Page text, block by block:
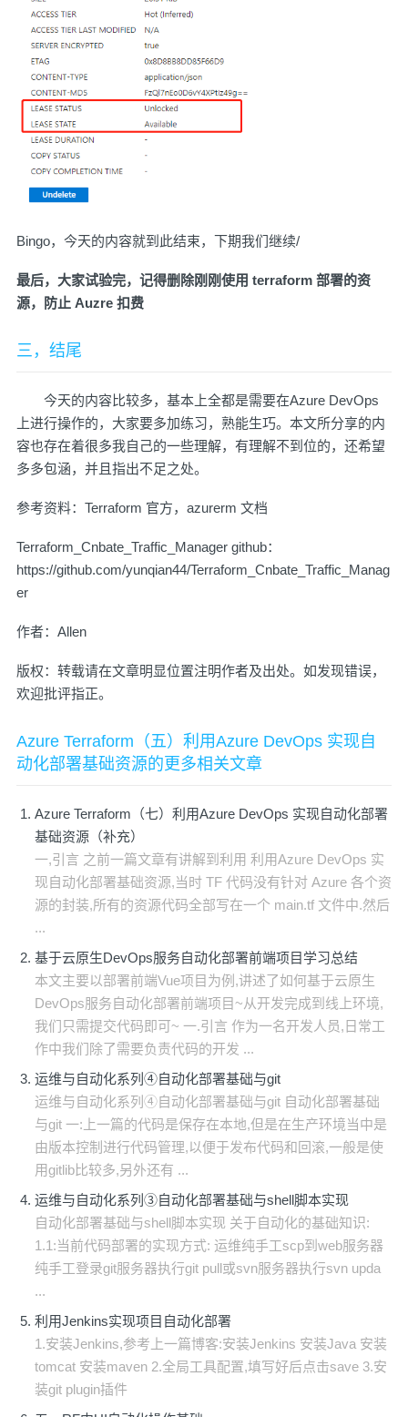
Bingo，今天的内容就到此结束，下期我们继续/
最后，大家试验完，记得删除刚刚使用 terraform 部署的资
源，防止 Auzre 扣费
三，结尾
今天的内容比较多，基本上全都是需要在Azure DevOps
上进行操作的，大家要多加练习，熟能生巧。本文所分享的内
容也存在着很多我自己的一些理解，有理解不到位的，还希望
多多包涵，并且指出不足之处。
参考资料： Terraform 官方， azurerm 文档
Terraform_Cnbate_Traffic_Manager github：
https://github.com/yunqian44/Terraform_Cnbate_Traffic_Manag
er
作者： Allen
版权：转载请在文章明显位置注明作者及出处。如发现错误，
欢迎批评指正。
Azure Terraform（五）利用Azure DevOps 实现自
动化部署基础资源的更多相关文章
Azure Terraform（七）利用Azure DevOps 实现自动化部署
基础资源（补充）
一,引言 之前一篇文章有讲解到利用 利用Azure DevOps 实
现自动化部署基础资源,当时 TF 代码没有针对 Azure 各个资
源的封装,所有的资源代码全部写在一个 main.tf 文件中.然后
...
基于云原生DevOps服务自动化部署前端项目学习总结
本文主要以部署前端Vue项目为例,讲述了如何基于云原生
DevOps服务自动化部署前端项目~从开发完成到线上环境,
我们只需提交代码即可~ 一.引言 作为一名开发人员,日常工
作中我们除了需要负责代码的开发 ...
运维与自动化系列④自动化部署基础与git
运维与自动化系列④自动化部署基础与git 自动化部署基础
与git 一:上一篇的代码是保存在本地,但是在生产环境当中是
由版本控制进行代码管理,以便于发布代码和回滚,一般是使
用gitlib比较多,另外还有 ...
运维与自动化系列③自动化部署基础与shell脚本实现
自动化部署基础与shell脚本实现 关于自动化的基础知识:
1.1:当前代码部署的实现方式: 运维纯手工scp到web服务器
纯手工登录git服务器执行git pull或svn服务器执行svn upda
...
利用Jenkins实现项目自动化部署
1.安装Jenkins,参考上一篇博客:安装Jenkins 安装Java 安装
tomcat 安装maven 2.全局工具配置,填写好后点击save 3.安
装git plugin插件